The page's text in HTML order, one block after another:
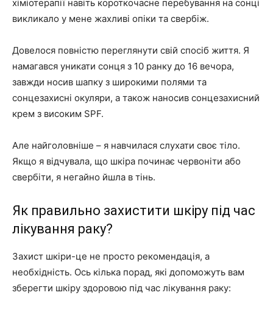
хіміотерапії навіть короткочасне перебування на сонці
викликало у мене жахливі опіки та свербіж.
Довелося повністю переглянути свій спосіб життя. Я
намагався уникати сонця з 10 ранку до 16 вечора,
завжди носив шапку з широкими полями та
сонцезахисні окуляри, а також наносив сонцезахисний
крем з високим SPF.
Але найголовніше – я навчилася слухати своє тіло.
Якщо я відчувала, що шкіра починає червоніти або
свербіти, я негайно йшла в тінь.
Як правильно захистити шкіру під час
лікування раку?
Захист шкіри-це не просто рекомендація, а
необхідність. Ось кілька порад, які допоможуть вам
зберегти шкіру здоровою під час лікування раку: